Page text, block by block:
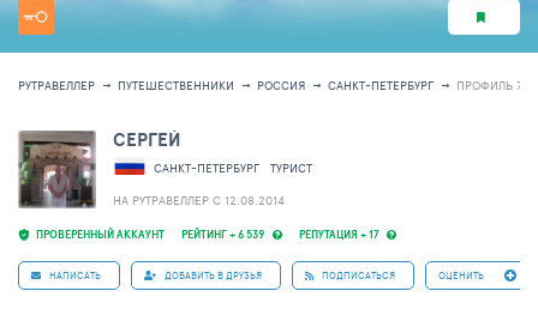
РУТРАВЕЛЛЕР ПУТЕШЕСТВЕННИКИ РОССИЯ САНКТ-ПЕТЕРБУРГ ПРОФИЛЬ
ПРОВЕРЕННЫЙ АККАУНТ РЕЙТИНГ + 6 539 РЕПУТАЦИЯ + 17
СЕРГЕЙ
САНКТ-ПЕТЕРБУРГ
ТУРИСТ
НА РУТРАВЕЛЛЕР C 12.08.2014
НАПИСАТЬ ДОБАВИТЬ В ДРУЗЬЯ ПОДПИСАТЬСЯ ОЦЕНИТЬ